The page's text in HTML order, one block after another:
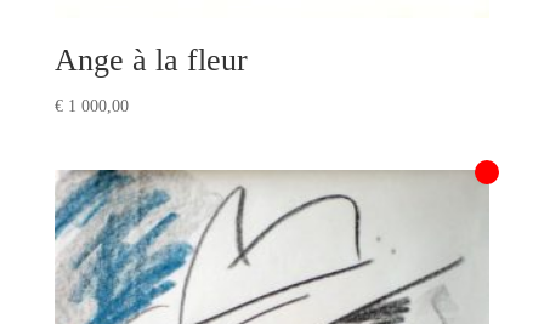
Ange à la fleur
€1 000,00